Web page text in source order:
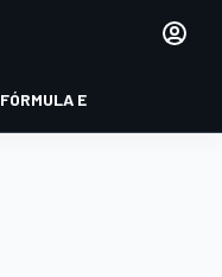
FÓRMULA E